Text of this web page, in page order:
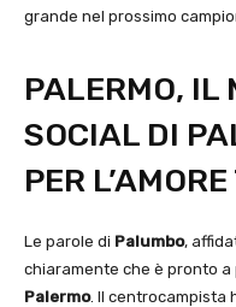
grande nel prossimo
PALERMO, IL
SOCIAL DI
PER
Le parole di Palumbo,
chiaramente che è pronto
Palermo. Il centrocampista